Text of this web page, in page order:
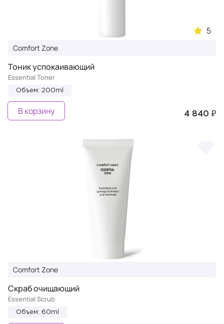
5
Comfort Zone
Тоник успокаивающий
Essential Toner
Объем: 200ml
4 840 ₽
В корзину
Comfort Zone
Скраб очищающий
Essential Scrub
Объем: 60ml